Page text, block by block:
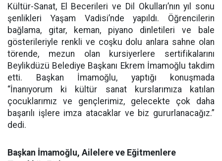
Kültür-Sanat, El Becerileri ve Dil Okulları’nın yıl sonu
şenlikleri Yaşam Vadisi’nde yapıldı. Öğrencilerin
bağlama, gitar, keman, piyano dinletileri ve bale
gösterileriyle renkli ve coşku dolu anlara sahne olan
törende, mezun olan kursiyerlere sertifikalarını
Beylikdüzü Belediye Başkanı Ekrem İmamoğlu takdim
etti. Başkan İmamoğlu, yaptığı konuşmada
“İnanıyorum ki kültür sanat kurslarımıza katılan
çocuklarımız ve gençlerimiz, gelecekte çok daha
başarılı işlere imza atacaklar ve biz gururlanacağız.”
dedi.
Başkan İmamoğlu, Ailelere ve Eğitmenlere